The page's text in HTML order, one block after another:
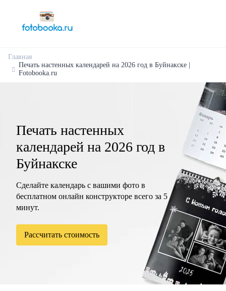
Главная
Печать настенных календарей на 2026 год в Буйнакске |
Fotobooka.ru
Печать настенных
календарей на 2026 год в
Буйнакске
Сделайте календарь с вашими фото в
бесплатном онлайн конструкторе всего за 5
минут.
Рассчитать стоимость